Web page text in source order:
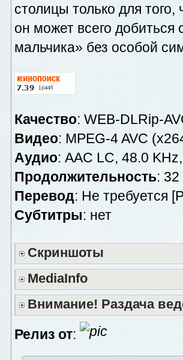
столицы только для
он может всего добиться
мальчика» без особой
Качество: WEB-DLRip-
Видео: MPEG-4 AVC
Аудио: AAC LC, 48.0
Продолжительность:
Перевод: Не требуется
Cубтитры: нет
Скриншоты
MediaInfo
Внимание! Раздача
Релиз от: